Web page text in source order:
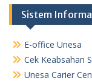
Sistem
E-office Unesa
Cek Keabsahan
Unesa Carier